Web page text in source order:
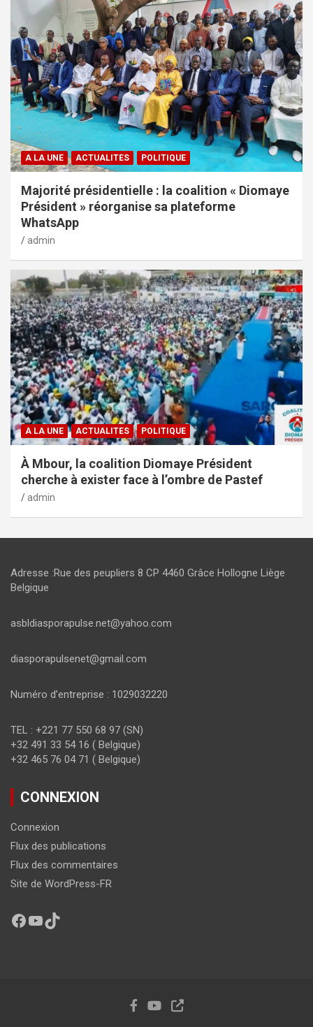
A LA UNE ACTUALITES POLITIQUE
Majorité présidentielle : la coalition « Diomaye
Président » réorganise sa plateforme
WhatsApp
admin
A LA UNE ACTUALITES POLITIQUE
À Mbour, la coalition Diomaye Président
cherche à exister face à l’ombre de Pastef
admin
Adresse :Rue des peupliers 8 CP 4460 Grâce Hollogne Liège
Belgique
asbldiasporapulse.net@yahoo.com
diasporapulsenet@gmail.com
Numéro d’entreprise : 1029032220
TEL : +221 77 550 68 97 (SN)
+32 491 33 54 16 ( Belgique)
+32 465 76 04 71 ( Belgique)
CONNEXION
Connexion
Flux des publications
Flux des commentaires
Site de WordPress-FR